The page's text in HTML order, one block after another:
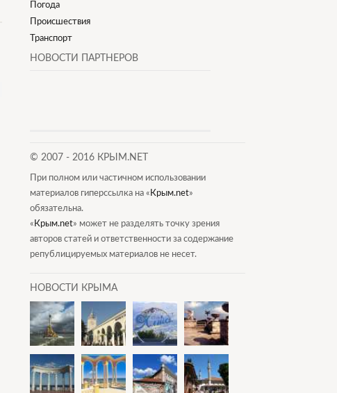
Погода
Происшествия
Транспорт
НОВОСТИ ПАРТНЕРОВ
© 2007 - 2016 КРЫМ.NET
При полном или частичном использовании
материалов гиперссылка на « Крым.net»
обязательна.
« Крым.net» может не разделять точку зрения
авторов статей и ответственности за содержание
републицируемых материалов не несет.
НОВОСТИ КРЫМА